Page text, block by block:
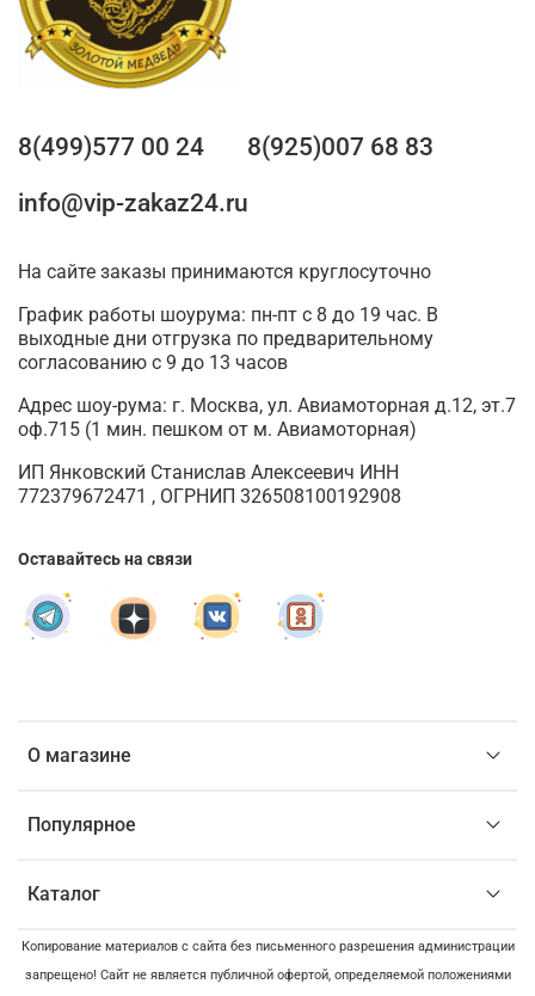
О магазине
Популярное
Каталог
8(499)577 00 24
8(925)007 68 83
info@vip-zakaz24.ru
На сайте заказы принимаются круглосуточно
График работы шоурума: пн-пт с 8 до 19 час. В
выходные дни отгрузка по предварительному
согласованию с 9 до 13 часов
Адрес шоу-рума: г. Москва, ул. Авиамоторная д.12, эт.7
оф.715 (1 мин. пешком от м. Авиамоторная)
ИП Янковский Станислав Алексеевич ИНН
772379672471 , ОГРНИП 326508100192908
Оставайтесь на связи
Копирование материалов с сайта без письменного разрешения администрации
запрещено! Сайт не является публичной офертой, определяемой положениями